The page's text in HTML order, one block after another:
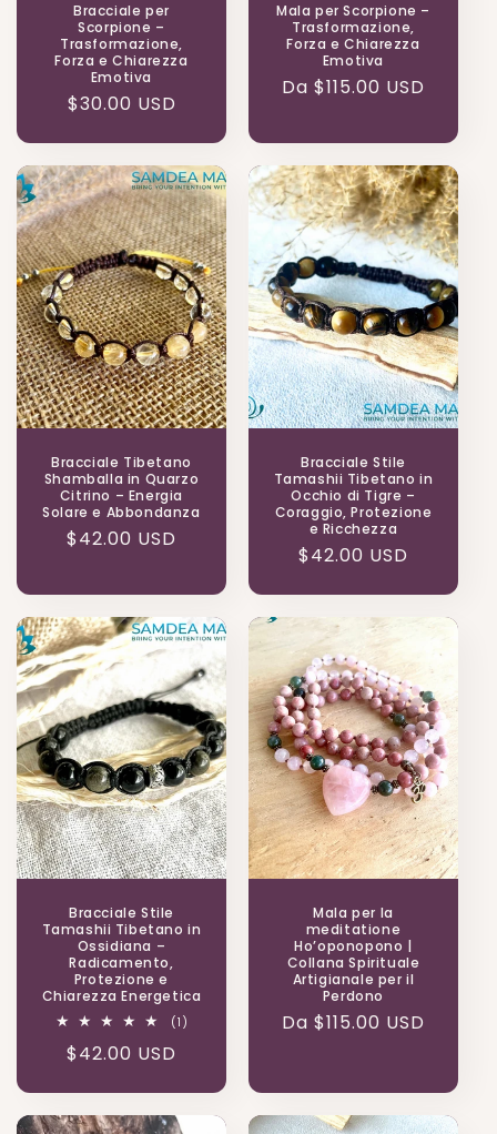
Bracciale per
Scorpione –
Trasformazione,
Forza e Chiarezza
Emotiva
Prezzo
$30.00 USD
Mala per Scorpione –
Trasformazione,
Forza e Chiarezza
Emotiva
Prezzo
listino
Da $115.00 USD
Bracciale Tibetano
Shamballa in Quarzo
Citrino – Energia
Solare e Abbondanza
Prezzo
listino
$42.00 USD
Bracciale Stile
Tamashii Tibetano in
Occhio di Tigre –
Coraggio, Protezione
e Ricchezza
Prezzo
$42.00 USD
Bracciale Stile
Tamashii Tibetano in
Ossidiana –
Radicamento,
Protezione e
Chiarezza Energetica
(1)
Prezzo
$42.00 USD
Mala per la
meditatione
Ho’oponopono |
Collana Spirituale
Artigianale per il
Perdono
Prezzo
Da $115.00 USD